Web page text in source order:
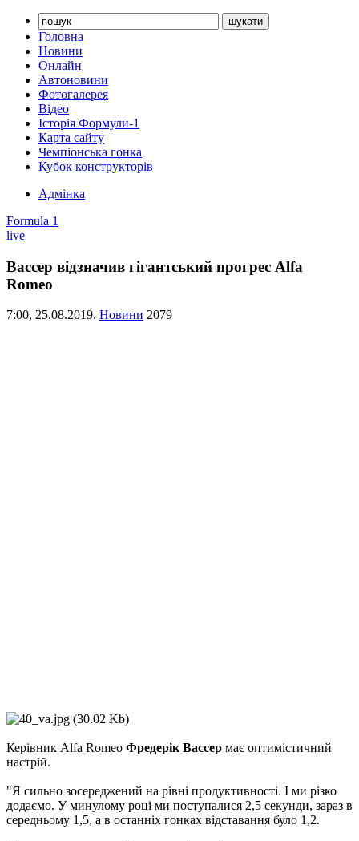
Головна
Новини
Онлайн
Автоновини
Фотогалерея
Відео
Історія Формули-1
Карта сайту
Чемпіонська гонка
Кубок конструкторів
Адмінка
Formula 1
live
Вассер відзначив гігантський прогрес Alfa
Romeo
7:00, 25.08.2019. Новини 2079
Керівник Alfa Romeo Фредерік Вассер має оптимістичний
настрій.
"Я сильно зосереджений на рівні продуктивності. І ми різко
додаємо. У минулому році ми поступалися 2,5 секунди, зараз в
середньому 1,5, а в останніх гонках відставання було 1,2.